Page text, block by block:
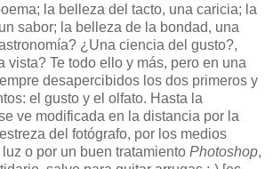
la belleza del tacto, una caricia; la
sabor; la belleza de la bondad, una
¿Una ciencia del gusto?,
vista? Te todo ello y más, pero en una
desapercibidos los dos primeros y
el gusto y el olfato. Hasta la
ve modificada en la distancia por la
del fotógrafo, por los medios
o por un buen tratamiento Photoshop,